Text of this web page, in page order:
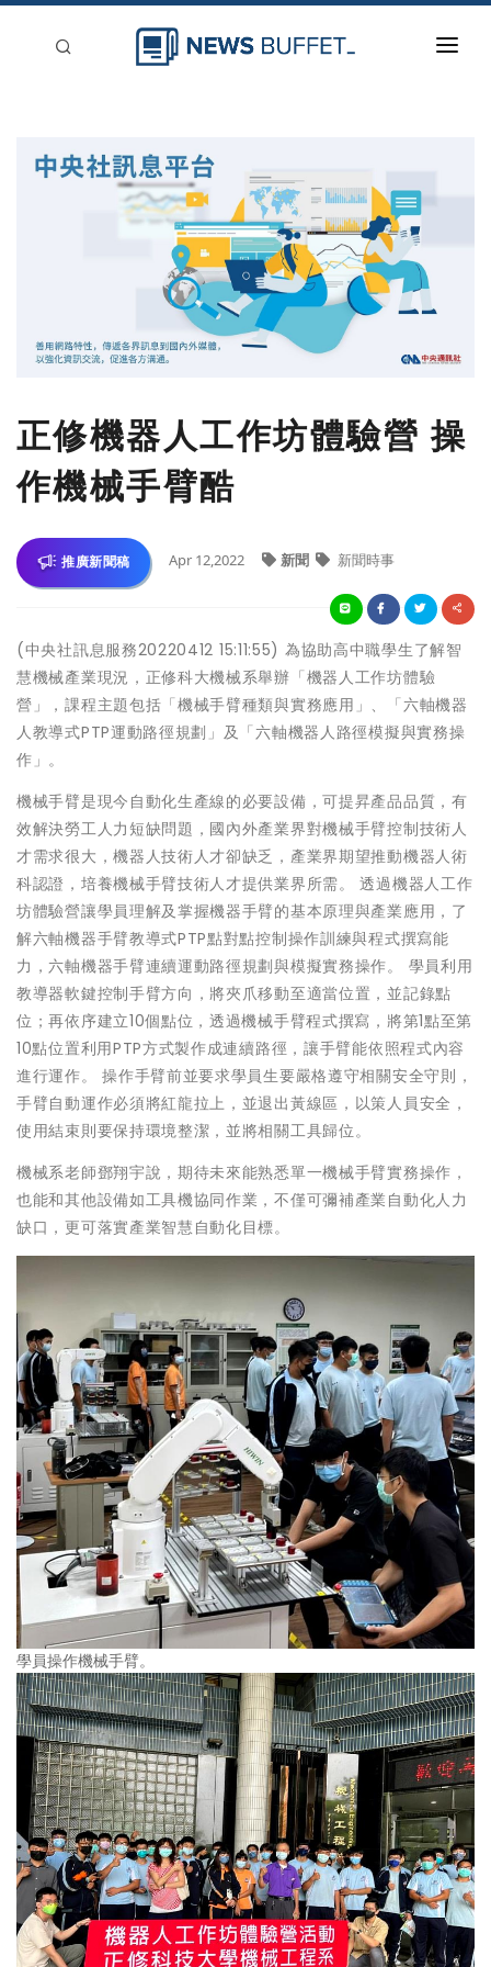
正修機器人工作坊體驗營 操
作機械手臂酷
推廣新聞稿 Apr 12,2022 新聞 新聞時事
(中央社訊息服務20220412 15:11:55) 為協助高中職學生了解智
慧機械產業現況，正修科大機械系舉辦「機器人工作坊體驗
營」，課程主題包括「機械手臂種類與實務應用」、「六軸機器
人教導式PTP運動路徑規劃」及「六軸機器人路徑模擬與實務操
作」。
機械手臂是現今自動化生產線的必要設備，可提昇產品品質，有
效解決勞工人力短缺問題，國內外產業界對機械手臂控制技術人
才需求很大，機器人技術人才卻缺乏，產業界期望推動機器人術
科認證，培養機械手臂技術人才提供業界所需。 透過機器人工作
坊體驗營讓學員理解及掌握機器手臂的基本原理與產業應用，了
解六軸機器手臂教導式PTP點對點控制操作訓練與程式撰寫能
力，六軸機器手臂連續運動路徑規劃與模擬實務操作。 學員利用
教導器軟鍵控制手臂方向，將夾爪移動至適當位置，並記錄點
位；再依序建立10個點位，透過機械手臂程式撰寫，將第1點至第
10點位置利用PTP方式製作成連續路徑，讓手臂能依照程式內容
進行運作。 操作手臂前並要求學員生要嚴格遵守相關安全守則，
手臂自動運作必須將紅龍拉上，並退出黃線區，以策人員安全，
使用結束則要保持環境整潔，並將相關工具歸位。
機械系老師鄧翔宇說，期待未來能熟悉單一機械手臂實務操作，
也能和其他設備如工具機協同作業，不僅可彌補產業自動化人力
缺口，更可落實產業智慧自動化目標。
學員操作機械手臂。